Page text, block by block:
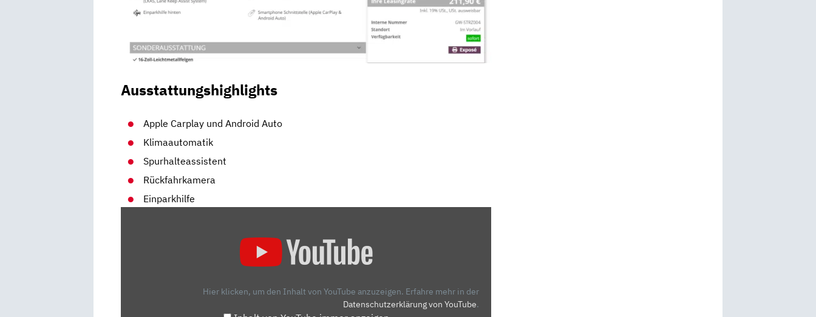
Ausstattungshighlights
Apple Carplay und Android Auto
Klimaautomatik
Spurhalteassistent
Rückfahrkamera
Einparkhilfe
Hier klicken, um den Inhalt von YouTube anzuzeigen. Erfahre mehr in der
Datenschutzerklärung von YouTube.